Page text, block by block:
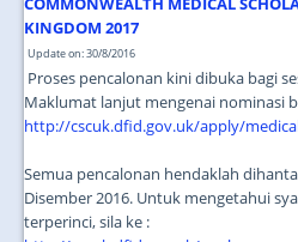
KINGDOM 2017
Update on: 30/8/2016
Proses pencalonan kini dibuka bagi
Maklumat lanjut mengenai nominasi
http://cscuk.dfid.gov.uk/apply/
Semua pencalonan hendaklah
Disember 2016. Untuk mengetahui
terperinci, sila ke :